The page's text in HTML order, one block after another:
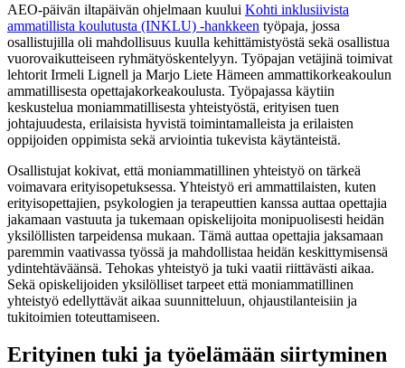
AEO-päivän iltapäivän ohjelmaan kuului Kohti inklusiivista
ammatillista koulutusta (INKLU) -hankkeen työpaja, jossa
osallistujilla oli mahdollisuus kuulla kehittämistyöstä sekä osallistua
vuorovaikutteiseen ryhmätyöskentelyyn. Työpajan vetäjinä toimivat
lehtorit Irmeli Lignell ja Marjo Liete Hämeen ammattikorkeakoulun
ammatillisesta opettajakorkeakoulusta. Työpajassa käytiin
keskustelua moniammatillisesta yhteistyöstä, erityisen tuen
johtajuudesta, erilaisista hyvistä toimintamalleista ja erilaisten
oppijoiden oppimista sekä arviointia tukevista käytänteistä.
Osallistujat kokivat, että moniammatillinen yhteistyö on tärkeä
voimavara erityisopetuksessa. Yhteistyö eri ammattilaisten, kuten
erityisopettajien, psykologien ja terapeuttien kanssa auttaa opettajia
jakamaan vastuuta ja tukemaan opiskelijoita monipuolisesti heidän
yksilöllisten tarpeidensa mukaan. Tämä auttaa opettajia jaksamaan
paremmin vaativassa työssä ja mahdollistaa heidän keskittymisensä
ydintehtäväänsä. Tehokas yhteistyö ja tuki vaatii riittävästi aikaa.
Sekä opiskelijoiden yksilölliset tarpeet että moniammatillinen
yhteistyö edellyttävät aikaa suunnitteluun, ohjaustilanteisiin ja
tukitoimien toteuttamiseen.
Erityinen tuki ja työelämään siirtyminen